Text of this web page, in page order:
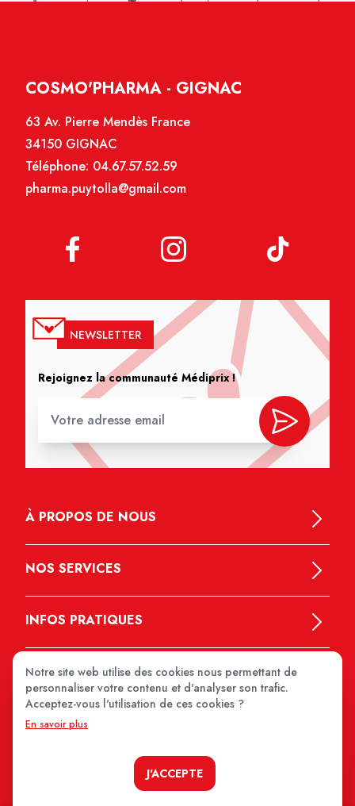
COSMO'PHARMA - GIGNAC
63 Av. Pierre Mendès France
34150 GIGNAC
Téléphone: 04.67.57.52.59
pharma.puytolla@gmail.com
NEWSLETTER
Rejoignez la communauté Médiprix !
À PROPOS DE NOUS
NOS SERVICES
INFOS PRATIQUES
Notre site web utilise des cookies nous permettant de
personnaliser votre contenu et d'analyser son trafic.
Acceptez-vous l'utilisation de ces cookies ?
En savoir plus
J'ACCEPTE